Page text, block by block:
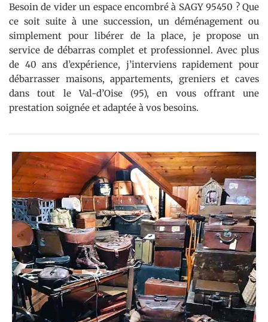
Besoin de vider un espace encombré à SAGY 95450 ? Que
ce soit suite à une succession, un déménagement ou
simplement pour libérer de la place, je propose un
service de débarras complet et professionnel. Avec plus
de 40 ans d’expérience, j’interviens rapidement pour
débarrasser maisons, appartements, greniers et caves
dans tout le Val-d’Oise (95), en vous offrant une
prestation soignée et adaptée à vos besoins.